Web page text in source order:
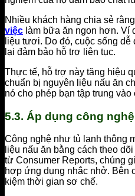
Nhiều khách hàng chia sẻ
việc làm bữa ăn ngon hơn. Ví
liệu tươi. Do đó, cuộc sống
lại đảm bảo hỗ trợ liên tục.
Thực tế, hỗ trợ này tăng hiệu
chuẩn bị nguyên liệu nấu ăn
nó cho phép bạn tập trung vào
5.3. Áp dụng công
Công nghệ như tủ lạnh thông
liệu nấu ăn bằng cách theo
từ Consumer Reports, chúng
hợp ứng dụng nhắc nhở. Bên
kiệm thời gian sơ chế.